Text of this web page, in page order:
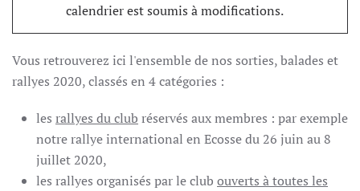
calendrier est soumis à modifications.
Vous retrouverez ici l'ensemble de nos sorties, balades et
rallyes 2020, classés en 4 catégories :
les rallyes du club réservés aux membres : par exemple
notre rallye international en Ecosse du 26 juin au 8
juillet 2020,
les rallyes organisés par le club ouverts à toutes les